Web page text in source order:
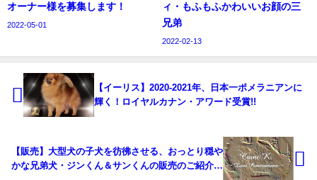
オーナー様を募集します！
2022-05-01
ィ・もふもふかわいいお顔の三
兄弟
2022-02-13
【イーリス】2020-2021年、日本一ポメラニアンに
輝く！ロイヤルカナン・アワード受賞!!
【販売】大型犬の子犬を彷彿させる、おっとり穏や
かな兄弟犬・ジンくん＆サンくんの販売のご紹介で